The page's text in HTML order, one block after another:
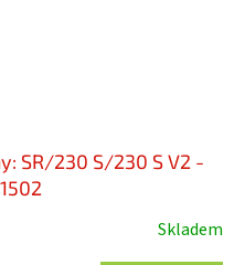
SR/230 S/230 S V2 -
Skladem